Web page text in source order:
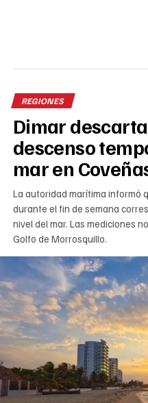
REGIONES
Dimar
descenso
mar en
La autoridad marítima informó
durante el fin de semana
nivel del mar. Las mediciones
Golfo de Morrosquillo.